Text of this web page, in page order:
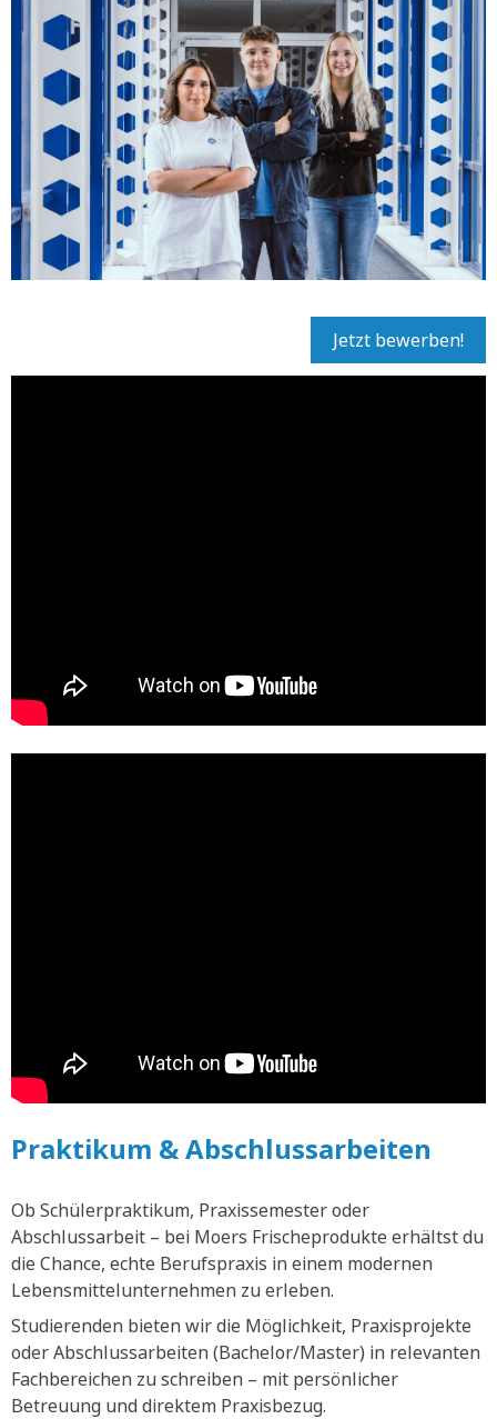
Jetzt bewerben!
Praktikum & Abschlussarbeiten
Ob Schülerpraktikum, Praxissemester oder
Abschlussarbeit – bei Moers Frischeprodukte erhältst du
die Chance, echte Berufspraxis in einem modernen
Lebensmittelunternehmen zu erleben.
Studierenden bieten wir die Möglichkeit, Praxisprojekte
oder Abschlussarbeiten (Bachelor/Master) in relevanten
Fachbereichen zu schreiben – mit persönlicher
Betreuung und direktem Praxisbezug.